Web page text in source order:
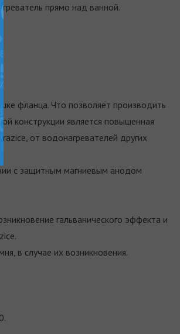
прямо над ванной.
фланца. Что позволяет производить
конструкции является повышенная
от водонагревателей других
с защитным магниевым анодом
гальванического эффекта и
в случае их возникновения.